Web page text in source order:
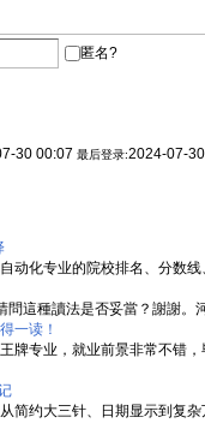
匿名?
30 00:07 最后登录:2024-07-
动化专业的院校排名、分数
問這種讀法是否妥當？謝謝
一读！
牌专业，就业前景非常不错
简约大三针、日期显示到复